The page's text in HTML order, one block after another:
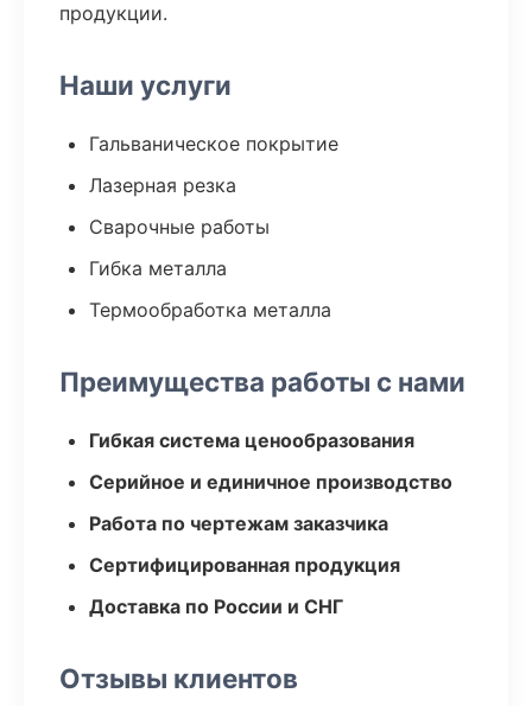
продукции.
Наши услуги
Гальваническое покрытие
Лазерная резка
Сварочные работы
Гибка металла
Термообработка металла
Преимущества работы с нами
Гибкая система ценообразования
Серийное и единичное производство
Работа по чертежам заказчика
Сертифицированная продукция
Доставка по России и СНГ
Отзывы клиентов